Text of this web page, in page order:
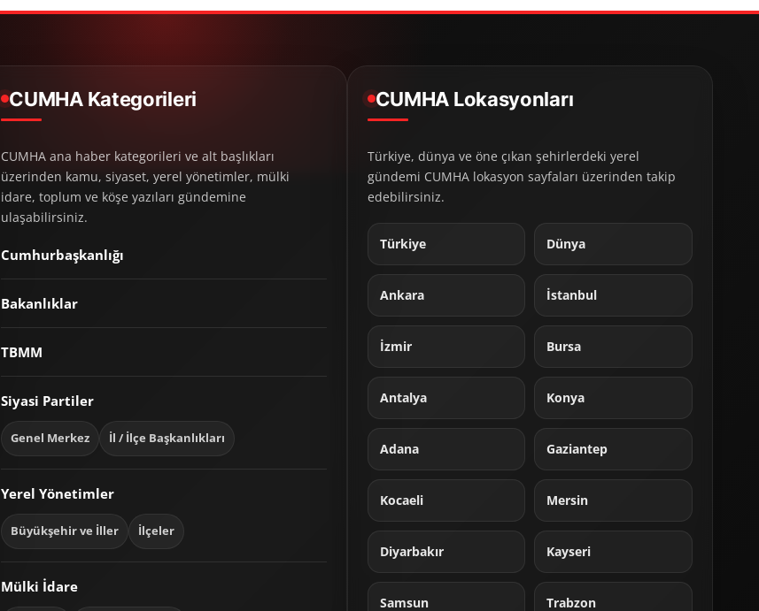
CUMHA Kategorileri
CUMHA ana haber kategorileri ve alt başlıkları
üzerinden kamu, siyaset, yerel yönetimler, mülki
idare, toplum ve köşe yazıları gündemine
ulaşabilirsiniz.
Cumhurbaşkanlığı
Bakanlıklar
TBMM
Siyasi Partiler
Genel Merkez İl / İlçe Başkanlıkları
Yerel Yönetimler
Büyükşehir ve İller İlçeler
Mülki İdare
CUMHA Lokasyonları
Türkiye, dünya ve öne çıkan şehirlerdeki yerel
gündemi CUMHA lokasyon sayfaları üzerinden takip
edebilirsiniz.
Türkiye Dünya
Ankara İstanbul
İzmir Bursa
Antalya Konya
Adana Gaziantep
Kocaeli Mersin
Diyarbakır Kayseri
Samsun Trabzon